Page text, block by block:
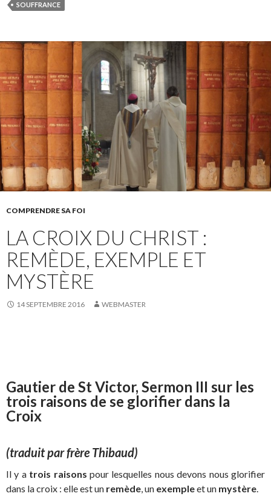
SOUFFRANCE
COMPRENDRE SA FOI
LA CROIX DU CHRIST :
REMÈDE, EXEMPLE ET
MYSTÈRE
14 SEPTEMBRE 2016 WEBMASTER
Gautier de St Victor, Sermon III sur les
trois raisons de se glorifier dans la
Croix
(traduit par frère Thibaud)
Il y a trois raisons pour lesquelles nous devons nous glorifier
dans la croix : elle est un remède, un exempleet un mystère.